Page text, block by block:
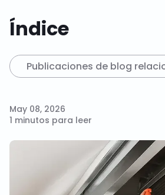
Índice
Publicaciones de blog
May 08, 2026
1 minutos para leer